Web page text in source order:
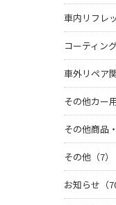
車内リフレ
コーティン
車外リペア
その他カー
その他商品
その他（7）
お知らせ（